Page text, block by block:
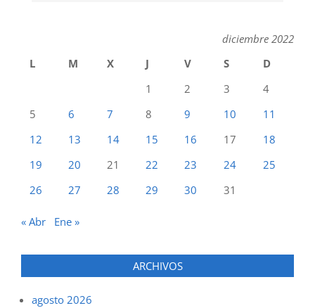
diciembre 2022
L
M X J V S
D
1
2 3
4
5
6 7 8 9 10
11
12
13 14 15 16 17
18
19
20 21 22 23 24
25
26
27 28 29 30 31
« Abr Ene »
ARCHIVOS
agosto 2026